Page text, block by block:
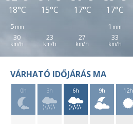
18°C
5
30
15°C
23
17°C
27
17°C
1
33
VÁRHATÓ IDŐJÁRÁS MA
0h 3h 6h 9h 12h